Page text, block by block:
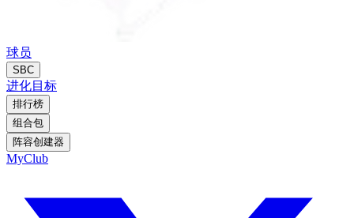
球员
SBC
进化目标
排行榜
组合包
阵容创建器
MyClub